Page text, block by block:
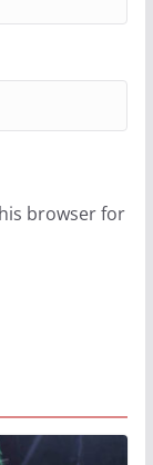
browser for